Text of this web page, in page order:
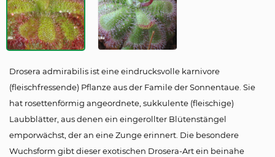
Drosera admirabilis ist eine eindrucksvolle karnivore
(fleischfressende) Pflanze aus der Famile der Sonnentaue. Sie
hat rosettenförmig angeordnete, sukkulente (fleischige)
Laubblätter, aus denen ein eingerollter Blütenstängel
emporwächst, der an eine Zunge erinnert. Die besondere
Wuchsform gibt dieser exotischen Drosera-Art ein beinahe